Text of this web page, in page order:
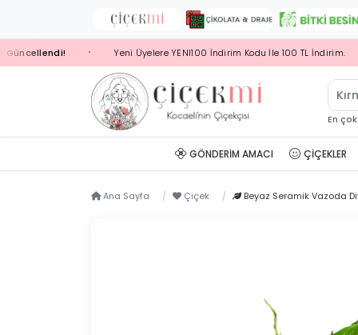
• Yeni Üyelere YENI100 İndirim Kodu İle 100 TL İndirim.
Pap
En
GÖNDERIM AMACI ÇIÇEKLER
Ana Sayfa Çiçek Beyaz Seramik Vazoda